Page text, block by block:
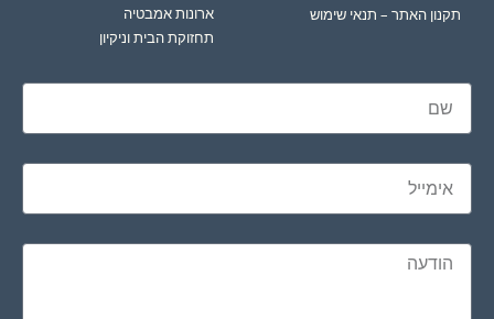
תקנון האתר – תנאי שימוש
ארונות אמבטיה
תחזוקת הבית וניקיון